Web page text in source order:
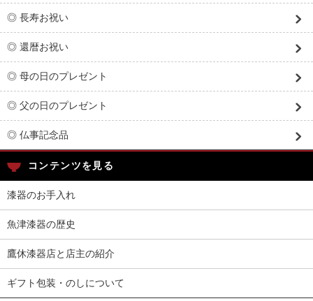
◎ 長寿お祝い
◎ 還暦お祝い
◎ 母の日のプレゼント
◎ 父の日のプレゼント
◎ 仏事記念品
コンテンツを見る
漆器のお手入れ
魚津漆器の歴史
鷹休漆器店と店主の紹介
ギフト包装・のしについて